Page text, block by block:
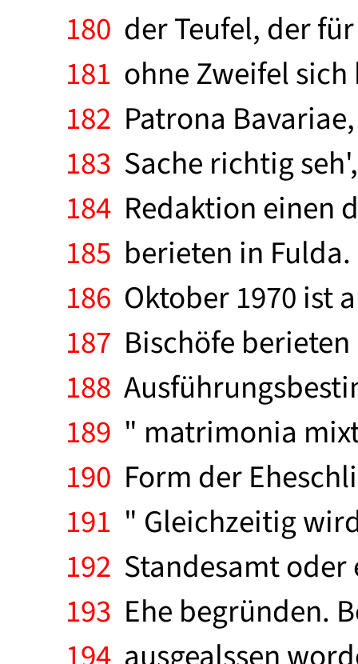
180 der Teufel, der
181 ohne Zweifel
182 Patrona
183 Sache richtig
184 Redaktion einen
185 berieten in
186 Oktober 1970 ist
187 Bischöfe
188
189 " matrimonia
190 Form der
191 " Gleichzeitig
192 Standesamt
193 Ehe begründen.